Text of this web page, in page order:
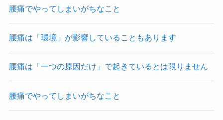
腰痛でやってしまいがちなこと
腰痛は「環境」が影響していることもあります
腰痛は「一つの原因だけ」で起きているとは限りません
腰痛でやってしまいがちなこと